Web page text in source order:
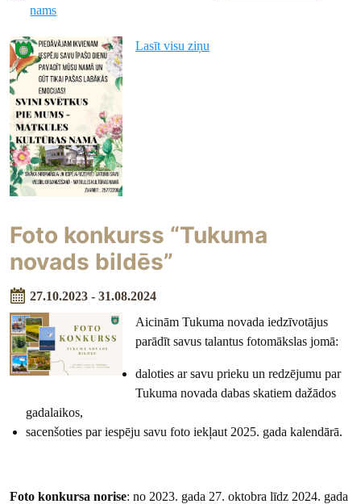
nams
Lasīt visu ziņu
Foto konkurss “Tukuma
novads bildēs”
27.10.2023 - 31.08.2024
Aicinām Tukuma novada iedzīvotājus
parādīt savus talantus fotomākslas jomā:
daloties ar savu prieku un redzējumu par
Tukuma novada dabas skatiem dažādos
gadalaikos,
sacenšoties par iespēju savu foto iekļaut 2025. gada kalendārā.
Foto konkursa norise: no 2023. gada 27. oktobra līdz 2024. gada